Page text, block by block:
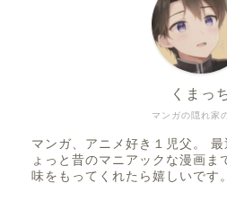
マンガの隠れ家
くまっ
マンガ、アニメ好き１児父。
ょっと昔のマニアックな漫画ま
味をもってくれたら嬉しいです。